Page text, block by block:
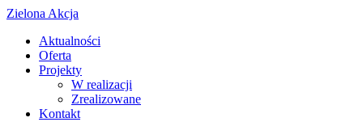
Zielona Akcja
Aktualności
Oferta
Projekty
W realizacji
Zrealizowane
Kontakt